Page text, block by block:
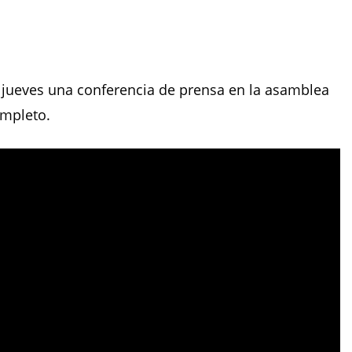
una conferencia de prensa en la asamblea